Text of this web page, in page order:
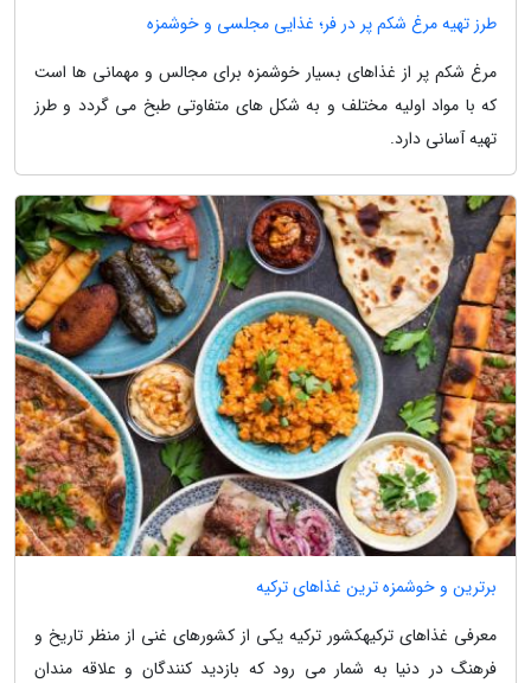
طرز تهیه مرغ شکم پر در فر؛ غذایی مجلسی و خوشمزه
مرغ شکم پر از غذاهای بسیار خوشمزه برای مجالس و مهمانی ها است
که با مواد اولیه مختلف و به شکل های متفاوتی طبخ می گردد و طرز
تهیه آسانی دارد.
برترین و خوشمزه ترین غذاهای ترکیه
معرفی غذاهای ترکیهکشور ترکیه یکی از کشورهای غنی از منظر تاریخ و
فرهنگ در دنیا به شمار می رود که بازدید کنندگان و علاقه مندان